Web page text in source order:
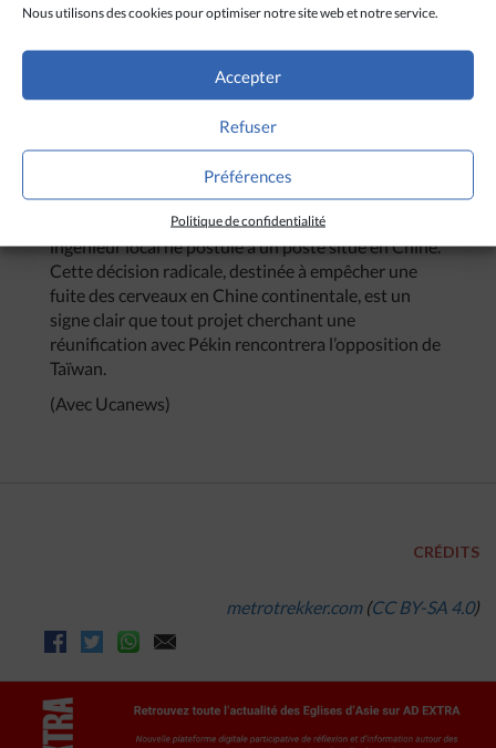
Nous utilisons des cookies pour optimiser notre site web et notre service.
Accepter
Refuser
Préférences
Politique de confidentialité
presque la moitié de leur rendement total au
Vietnam. Dans le cadre de cette lutte acharnée, le
capital humain est un atout protégé et à ne surtout
pas partager avec l’adversaire. Ainsi, l’administration
taïwanaise s’est efforcée de contrôler les
professionnels quittant l’île. Soucieux de maintenir
le leadership de l’île dans le secteur des semi-
conducteurs dans les années à venir, les cabinets de
recrutement taïwanais s’assurent qu’aucun
ingénieur local ne postule à un poste situé en Chine.
Cette décision radicale, destinée à empêcher une
fuite des cerveaux en Chine continentale, est un
signe clair que tout projet cherchant une
réunification avec Pékin rencontrera l’opposition de
Taïwan.
(Avec Ucanews)
CRÉDITS
metrotrekker.com(CC BY-SA 4.0)